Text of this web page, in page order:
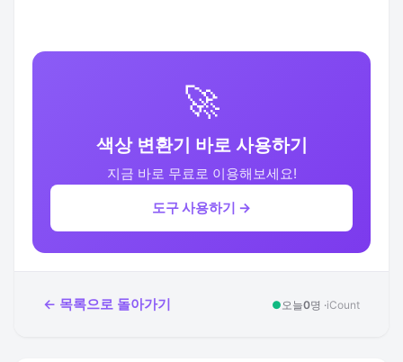
🚀
색상 변환기 바로 사용하기
지금 바로 무료로 이용해보세요!
도구 사용하기 →
← 목록으로 돌아가기 ● 오늘0명 ·iCount